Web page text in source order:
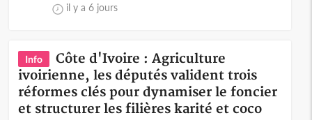
il y a 6 jours
Info
Côte d'Ivoire : Agriculture
ivoirienne, les députés valident trois
réformes clés pour dynamiser le foncier
et structurer les filières karité et coco